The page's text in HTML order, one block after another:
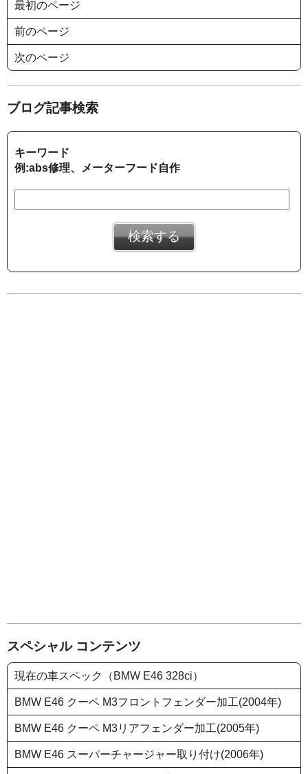
最初のページ
前のページ
次のページ
ブログ記事検索
キーワード
例:abs修理、メーターフード自作
スペシャル コンテンツ
現在の車スペック（BMW E46 328ci）
BMW E46 クーペ M3フロントフェンダー加工(2004年)
BMW E46 クーペ M3リアフェンダー加工(2005年)
BMW E46 スーパーチャージャー取り付け(2006年)